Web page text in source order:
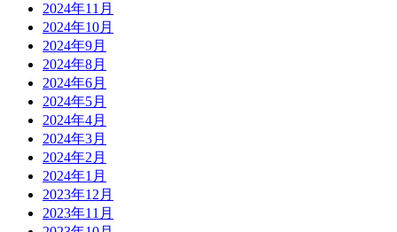
2024年11月
2024年10月
2024年9月
2024年8月
2024年6月
2024年5月
2024年4月
2024年3月
2024年2月
2024年1月
2023年12月
2023年11月